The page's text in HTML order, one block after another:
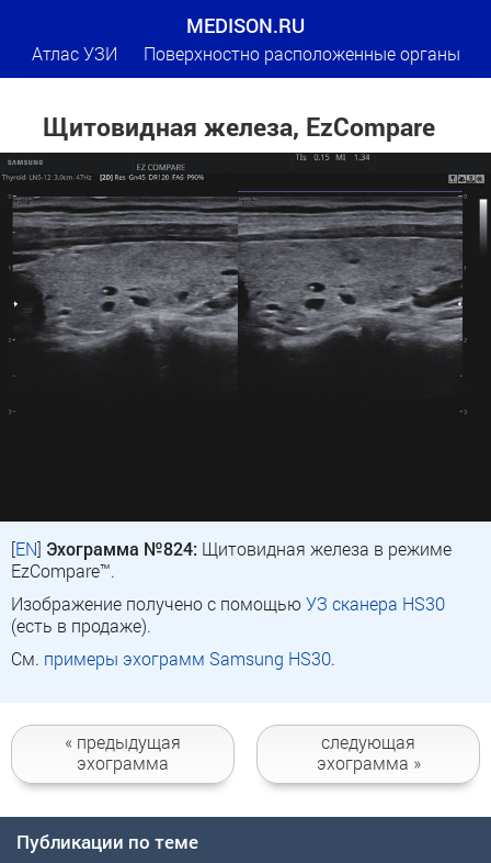
MEDISON.RU
Атлас УЗИ Поверхностно расположенные органы
Щитовидная железа, EzCompare
[EN] Эхограмма №824: Щитовидная железа в режиме
EzCompare™.
Изображение получено с помощьюУЗ сканера HS30
(есть в продаже).
См. примеры эхограмм Samsung HS30.
« предыдущая
эхограмма
следующая
эхограмма »
Публикации по теме